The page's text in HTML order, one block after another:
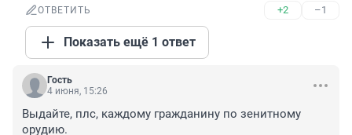
ОТВЕТИТЬ +2 –1
Показать ещё 1 ответ
Гость
4 июня, 15:26
Выдайте, плс, каждому гражданину по зенитному
орудию.